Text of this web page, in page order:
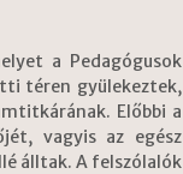
a Pedagógusok
téren gyülekeztek,
Előbbi a
vagyis az egész
álltak. A felszólalók